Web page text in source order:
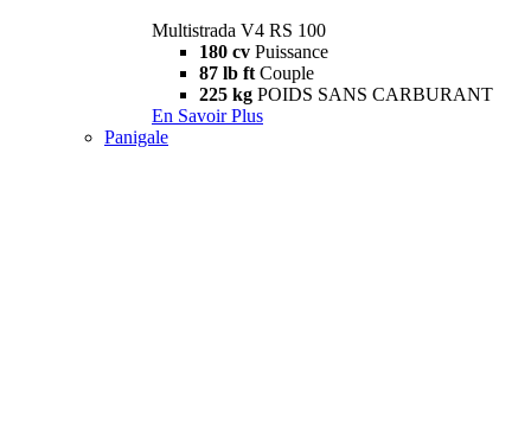
Multistrada V4 RS 100
180 cv Puissance
87 lb ft Couple
225 kg POIDS SANS CARBURANT
En Savoir Plus
Panigale